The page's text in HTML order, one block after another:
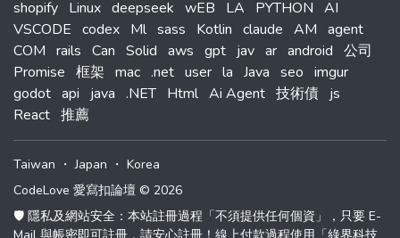
shopify Linux deepseek wEB LA PYTHON AI
VSCODE codex Ml sass Kotlin claude AM agent
COM rails Can Solid aws gpt jav ar android 公司
Promise 框架 mac .net user la Java seo imgur
godot api java .NET Html Ai Agent 技術債 js
React 推薦
Taiwan ・Japan ・ Korea
CodeLove 愛寫扣論壇 © 2026
🛡️ 隱私及網站安全：本站註冊過程「不須提供任何個資」，只要 E-